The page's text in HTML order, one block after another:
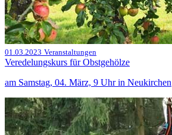
01.03.2023 Veranstaltungen
Veredelungskurs für Obstgehölze
am Samstag, 04. März, 9 Uhr in Neukirchen